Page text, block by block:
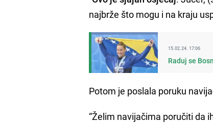
najbrže što mogu i na kraju
15.02.24. 17:06
Raduj se
Potom je poslala poruku
“Želim navijačima poručiti da